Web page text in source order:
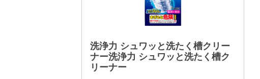
洗浄力 シュワッと洗たく槽クリー
ナー洗浄力 シュワッと洗たく槽ク
リーナー